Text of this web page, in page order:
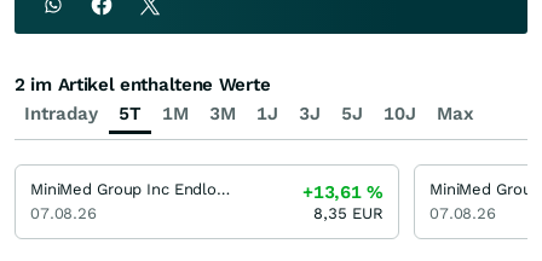
Intraday 5T 1M 3M 1J 3J 5J 10J Max
2 im Artikel enthaltene Werte
MiniMed Group Inc Endlos Turbo Long Open-End (UNI)
07.08.26
+13,61%
8,35 EUR
MiniMed Group
07.08.26